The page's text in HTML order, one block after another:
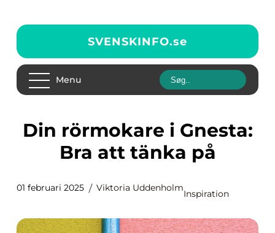
SVENSKINFO.se
Menu
Din rörmokare i Gnesta:
Bra att tänka på
01 februari 2025 Viktoria Uddenholm
Inspiration